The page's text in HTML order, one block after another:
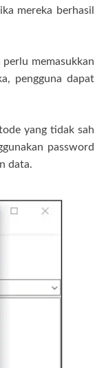
mereka berhasil
memasukkan
pengguna dapat
yang tidak sah
password
data.